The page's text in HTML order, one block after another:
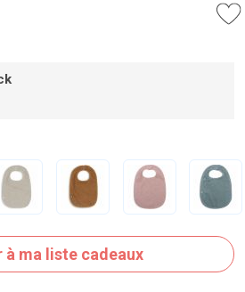
à ma liste cadeaux